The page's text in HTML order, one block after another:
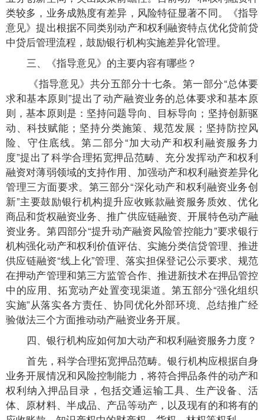
类较多，业务成熟度有差异，风险特征显著不同。《指导
意见》提出根据不同类别动产和权利融资特点优化贷前贷
中贷后管理流程，鼓励银行机构实施差异化管理。
三、《指导意见》的主要内容有哪些？
《指导意见》共分五部分十七条。第一部分“总体要
求和基本原则”提出了动产融资业务的总体要求和基本原
则，基本原则是：坚持问题导向、目标导向；坚持创新驱
动、科技赋能；坚持分类施策、规范发展；坚持防控风
险、守住底线。第二部分“加大动产和权利融资服务力
度”提出了科学合理拓宽押品范畴、充分发挥动产和权利
融资对薄弱领域的支持作用、加强动产和权利融资差异化
管理三方面要求。第三部分“深化动产和权利融资业务创
新”主要鼓励银行机构提升应收账款融资服务质效、优化
商品和货权融资业务、推广供应链融资、开展特色动产融
资业务。第四部分“提升动产融资风险管控能力”要求银行
机构强化动产和权利价值评估、实施分类信贷管理、推进
供应链融资“线上化”管理、落实担保登记公示要求、规范
在押动产管理和第三方监管合作、推进新技术在押品管控
中的应用、拓宽动产处置变现渠道。第五部分“强化组织
实施”从落实各方责任、协同优化外部环境、总结推广经
验做法三个方面推动动产融资业务开展。
四、银行机构应如何加大动产和权利融资服务力度？
首先，科学合理拓宽押品范畴。银行机构应根据自身
业务开展情况和风险控制能力，将符合押品条件的动产和
权利纳入押品目录，包括交通运输工具、生产设备、活
体、原材料、半成品、产品等动产，以及现有的和将有的